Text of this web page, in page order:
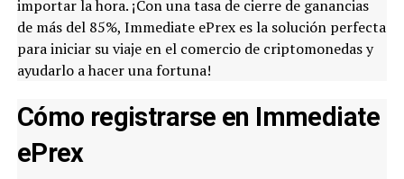
importar la hora. ¡Con una tasa de cierre de ganancias
de más del 85%, Immediate ePrex es la solución perfecta
para iniciar su viaje en el comercio de criptomonedas y
ayudarlo a hacer una fortuna!
Cómo registrarse en Immediate
ePrex